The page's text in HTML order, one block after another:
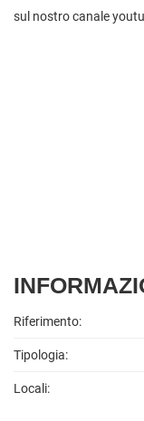
LOFT
sul nostro canale
Riferimento:
Tipologia:
Locali: